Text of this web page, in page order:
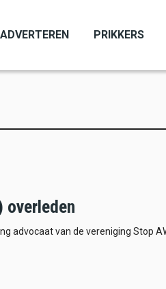
ADVERTEREN PRIKKERS
overleden
advocaat van de vereniging Stop